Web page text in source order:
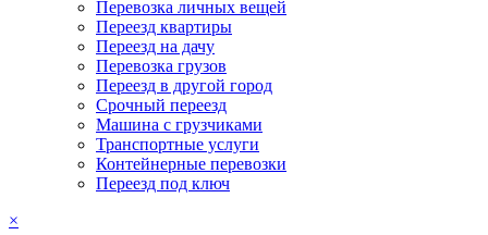
Перевозка личных вещей
Переезд квартиры
Переезд на дачу
Перевозка грузов
Переезд в другой город
Срочный переезд
Машина с грузчиками
Транспортные услуги
Контейнерные перевозки
Переезд под ключ
×